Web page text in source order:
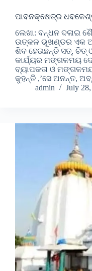
ପାବନକ୍ଷେତ୍ର
ଲେଖା: ବନ୍ଧନ ଦଳାଇ
ଉତ୍କଳ ଭୂଖଣ୍ଡର ଏକ
ଶିବ ହେଉଛନ୍ତି ସତ୍, ଚିତ୍
କାର୍ଯ୍ୟର ମଙ୍ଗଳମୟ
ବ୍ୟାପକତା ଓ ମଙ୍ଗଳମୟ
କୁହନ୍ତି ,’ସେ ଅନନ୍ତ,
admin
July